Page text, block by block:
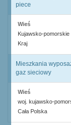
piece
Wieś
Kujawsko-pomorskie
Kraj
Mieszkania
gaz sieciowy
Wieś
woj. kujawsko-
Cała Polska